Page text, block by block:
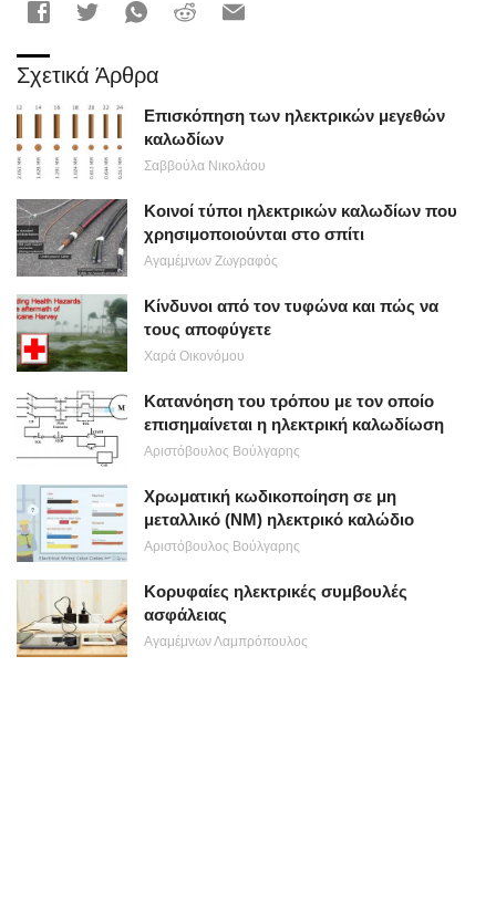
Σχετικά Άρθρα
Επισκόπηση των ηλεκτρικών μεγεθών
καλωδίων
Σαββούλα Νικολάου
Κοινοί τύποι ηλεκτρικών καλωδίων που
χρησιμοποιούνται στο σπίτι
Αγαμέμνων Ζωγραφός
Κίνδυνοι από τον τυφώνα και πώς να
τους αποφύγετε
Χαρά Οικονόμου
Κατανόηση του τρόπου με τον οποίο
επισημαίνεται η ηλεκτρική καλωδίωση
Αριστόβουλος Βούλγαρης
Χρωματική κωδικοποίηση σε μη
μεταλλικό (NM) ηλεκτρικό καλώδιο
Αριστόβουλος Βούλγαρης
Κορυφαίες ηλεκτρικές συμβουλές
ασφάλειας
Αγαμέμνων Λαμπρόπουλος